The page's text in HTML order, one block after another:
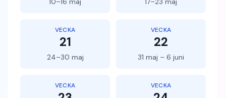
VECKA
21
24–30 maj
VECKA
22
31 maj – 6 juni
VECKA VECKA